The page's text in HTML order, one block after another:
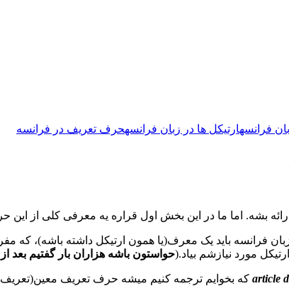
فرانسهارتیکل ها در زبان فرانسهحرف تعریف در فرانسه
بشه. اما ما در این بخش اول قراره یه معرفی کلی از این
مورد نیازشم بیاد.(حواستون باشه هزاران بار گفتیم بعد
article که بخوایم ترجمه کنیم میشه حرف تعریف